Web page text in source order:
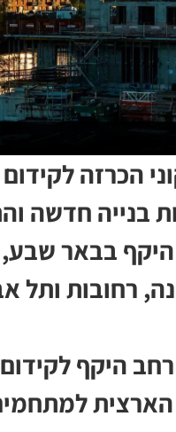
בנייה חדשה
בבאר
רחובות ותל